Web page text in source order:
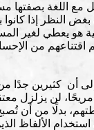
مع اللغة
إذا كانوا
هو يعطي لغير
اقتناعهم من
أن كثيرين جدًا
لن يزلزل
بدلًا من أن
الألفاظ